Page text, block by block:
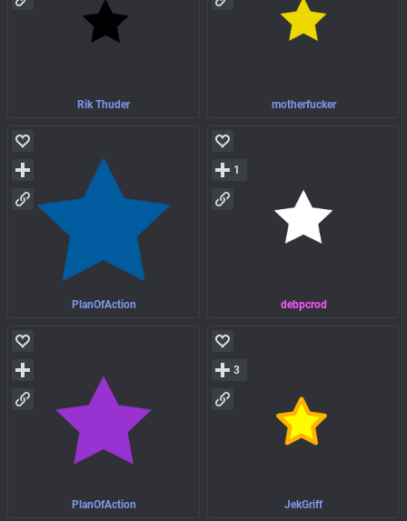
Rik Thuder motherfucker
PlanOfAction debpcrod
1
PlanOfAction JekGriff
3